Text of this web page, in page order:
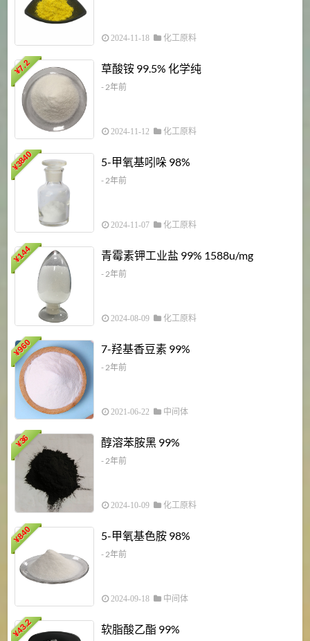
2024-11-18 化工原料
¥
7.2 草酸铵 99.5% 化学纯
- 2年前
2024-11-12 化工原料
¥
3840 5-甲氧基吲哚 98%
- 2年前
2024-11-07 化工原料
¥
144 青霉素钾工业盐 99% 1588u/mg
- 2年前
2024-08-09 化工原料
¥
960 7-羟基香豆素 99%
- 2年前
2021-06-22 中间体
¥
36 醇溶苯胺黑 99%
- 2年前
2024-10-09 化工原料
¥
840 5-甲氧基色胺 98%
- 2年前
2024-09-18 中间体
¥
43.2 软脂酸乙酯 99%